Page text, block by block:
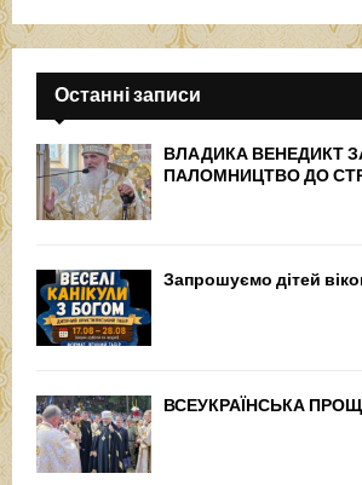
Останні записи
ВЛАДИКА ВЕНЕДИКТ
ПАЛОМНИЦТВО ДО
Запрошуємо дітей
ВСЕУКРАЇНСЬКА